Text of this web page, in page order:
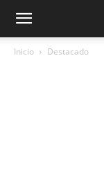
Inicio Destacado